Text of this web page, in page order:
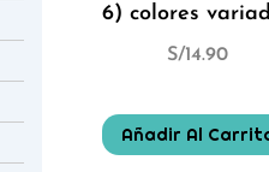
6) colores
S/14.90
Añadir Al